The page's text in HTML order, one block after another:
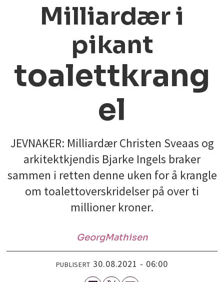
Milliardær i
pikant
toalettkrang
el
JEVNAKER: Milliardær Christen Sveaas og
arkitektkjendis Bjarke Ingels braker
sammen i retten denne uken for å krangle
om toalettoverskridelser på over ti
millioner kroner.
GeorgMathisen
PUBLISERT 30.08.2021 - 06:00